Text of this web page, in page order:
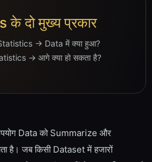
दो मुख्य प्रकार
→ Data में क्या हुआ?
→ आगे क्या हो सकता है?
Data को Summarize और
है। जब किसी Dataset में हजारों